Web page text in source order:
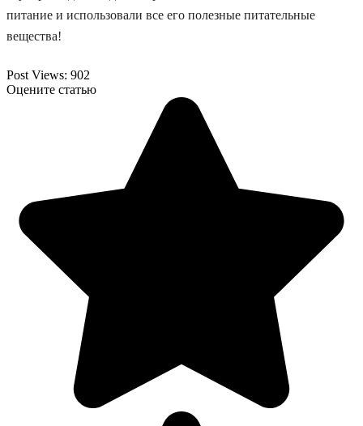
питание и использовали все его полезные питательные
вещества!
Post Views: 902
Оцените статью